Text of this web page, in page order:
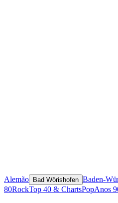
Alemão Bad Wörishofen Baden-
80RockTop 40 & ChartsPopAnos